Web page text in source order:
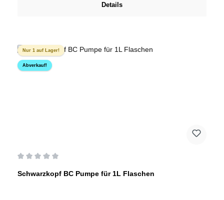
Details
Nur 1 auf Lager!
Abverkauf!
Schwarzkopf BC Pumpe für 1L Flaschen